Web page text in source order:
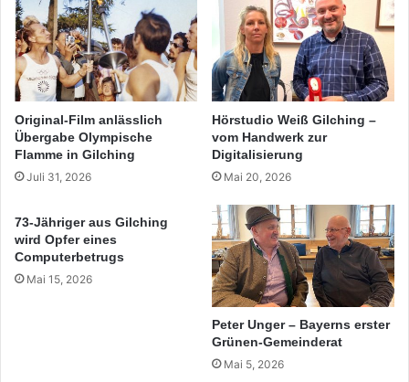
Original-Film anlässlich
Übergabe Olympische
Flamme in Gilching
Juli 31, 2026
Hörstudio Weiß Gilching –
vom Handwerk zur
Digitalisierung
Mai 20, 2026
73-Jähriger aus Gilching
wird Opfer eines
Computerbetrugs
Mai 15, 2026
Peter Unger – Bayerns erster
Grünen-Gemeinderat
Mai 5, 2026